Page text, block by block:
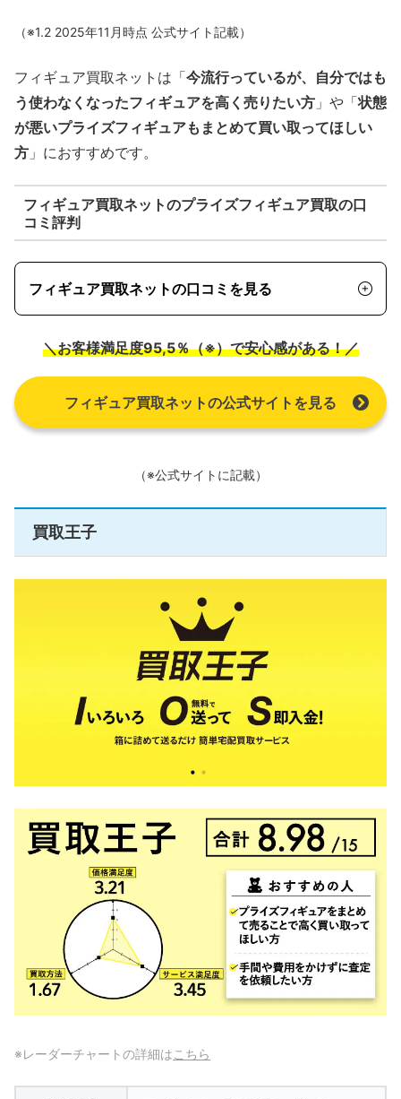
（※1.2 2025年11月時点 公式サイト記載）
フィギュア買取ネットは「今流行っているが、自分ではも
う使わなくなったフィギュアを高く売りたい方 」や「状態
が悪いプライズフィギュアもまとめて買い取ってほしい
方 」におすすめです。
フィギュア買取ネットのプライズフィギュア買取の口
コミ評判
フィギュア買取ネットの口コミを見る
＼お客様満足度95,5％（※）で安心感がある！／
フィギュア買取ネットの公式サイトを見る
（※公式サイトに記載）
買取王子
※レーダーチャートの詳細は こちら